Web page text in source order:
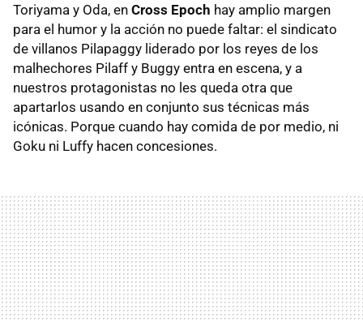
Toriyama y Oda, en Cross Epoch hay amplio margen
para el humor y la acción no puede faltar: el sindicato
de villanos Pilapaggy liderado por los reyes de los
malhechores Pilaff y Buggy entra en escena, y a
nuestros protagonistas no les queda otra que
apartarlos usando en conjunto sus técnicas más
icónicas. Porque cuando hay comida de por medio, ni
Goku ni Luffy hacen concesiones.